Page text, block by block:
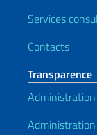
Services
Contacts
Transparence